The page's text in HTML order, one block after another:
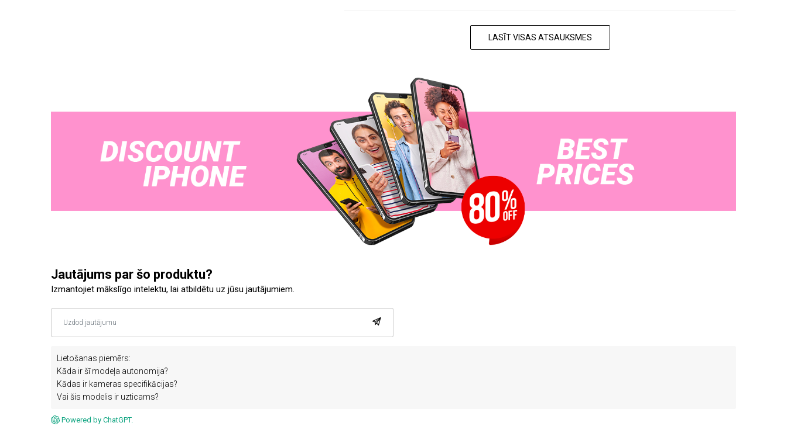
LASĪT VISAS ATSAUKSMES
Jautājums par šo produktu?
Izmantojiet mākslīgo intelektu, lai atbildētu uz jūsu jautājumiem.
Lietošanas piemērs:
Kāda ir šī modeļa autonomija?
Kādas ir kameras specifikācijas?
Vai šis modelis ir uzticams?
Powered by ChatGPT.